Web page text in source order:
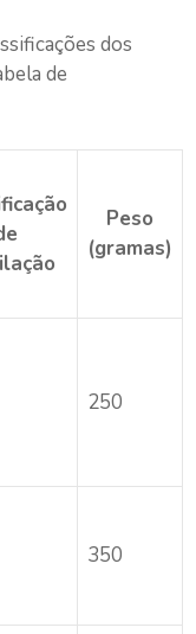
dos
de
Peso
(gramas)
250
350